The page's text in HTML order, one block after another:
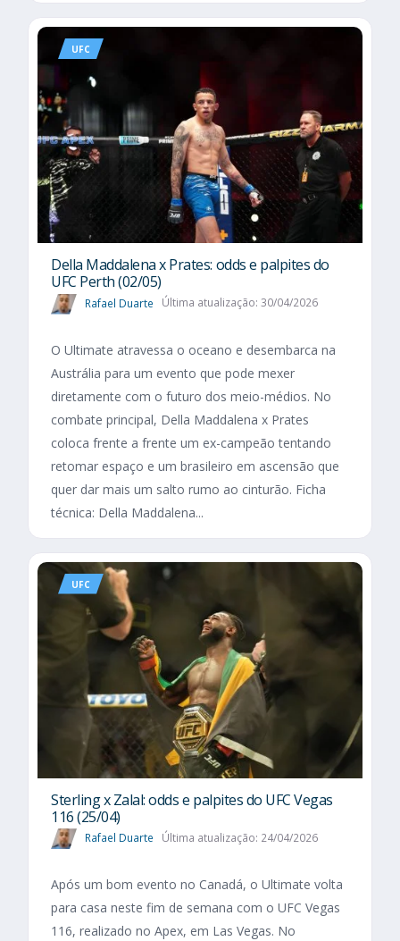
UFC
Della Maddalena x Prates: odds e palpites do
UFC Perth (02/05)
Rafael Duarte Última atualização: 30/04/2026
O Ultimate atravessa o oceano e desembarca na
Austrália para um evento que pode mexer
diretamente com o futuro dos meio-médios. No
combate principal, Della Maddalena x Prates
coloca frente a frente um ex-campeão tentando
retomar espaço e um brasileiro em ascensão que
quer dar mais um salto rumo ao cinturão. Ficha
técnica: Della Maddalena...
UFC
Sterling x Zalal: odds e palpites do UFC Vegas
116 (25/04)
Rafael Duarte Última atualização: 24/04/2026
Após um bom evento no Canadá, o Ultimate volta
para casa neste fim de semana com o UFC Vegas
116, realizado no Apex, em Las Vegas. No